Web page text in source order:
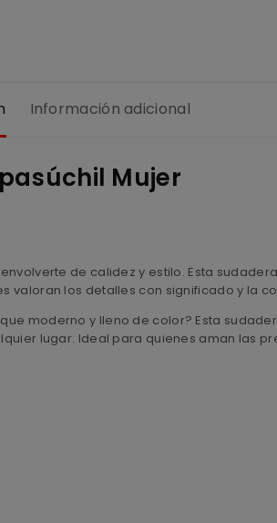
Información adicional
Mujer
de calidez y estilo. Esta
los detalles con significado y la
moderno y lleno de color? Esta
lugar. Ideal para quienes aman las